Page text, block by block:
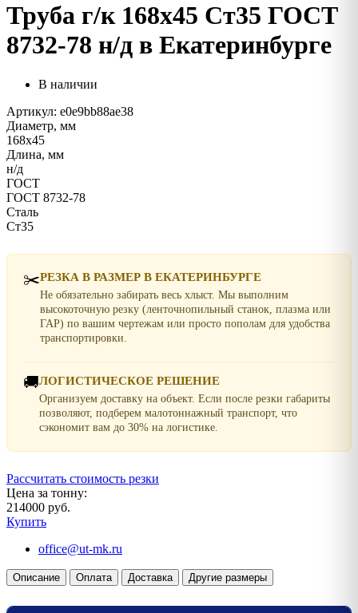
Труба г/к 168х45 Ст35 ГОСТ
8732-78 н/д в Екатеринбурге
В наличии
Артикул: e0e9bb88ae38
Диаметр, мм
168х45
Длина, мм
н/д
ГОСТ
ГОСТ 8732-78
Сталь
Ст35
✂️РЕЗКА В РАЗМЕР В ЕКАТЕРИНБУРГЕ
Не обязательно забирать весь хлыст. Мы выполним
высокоточную резку (ленточнопильный станок, плазма или
ГАР) по вашим чертежам или просто пополам для удобства
транспортировки.
🚚ЛОГИСТИЧЕСКОЕ РЕШЕНИЕ
Организуем доставку на объект. Если после резки габариты
позволяют, подберем малотоннажный транспорт, что
сэкономит вам до 30% на логистике.
Рассчитать стоимость резки
Цена за тонну:
214000 руб.
Купить
office@ut-mk.ru
Описание Оплата Доставка Другие размеры